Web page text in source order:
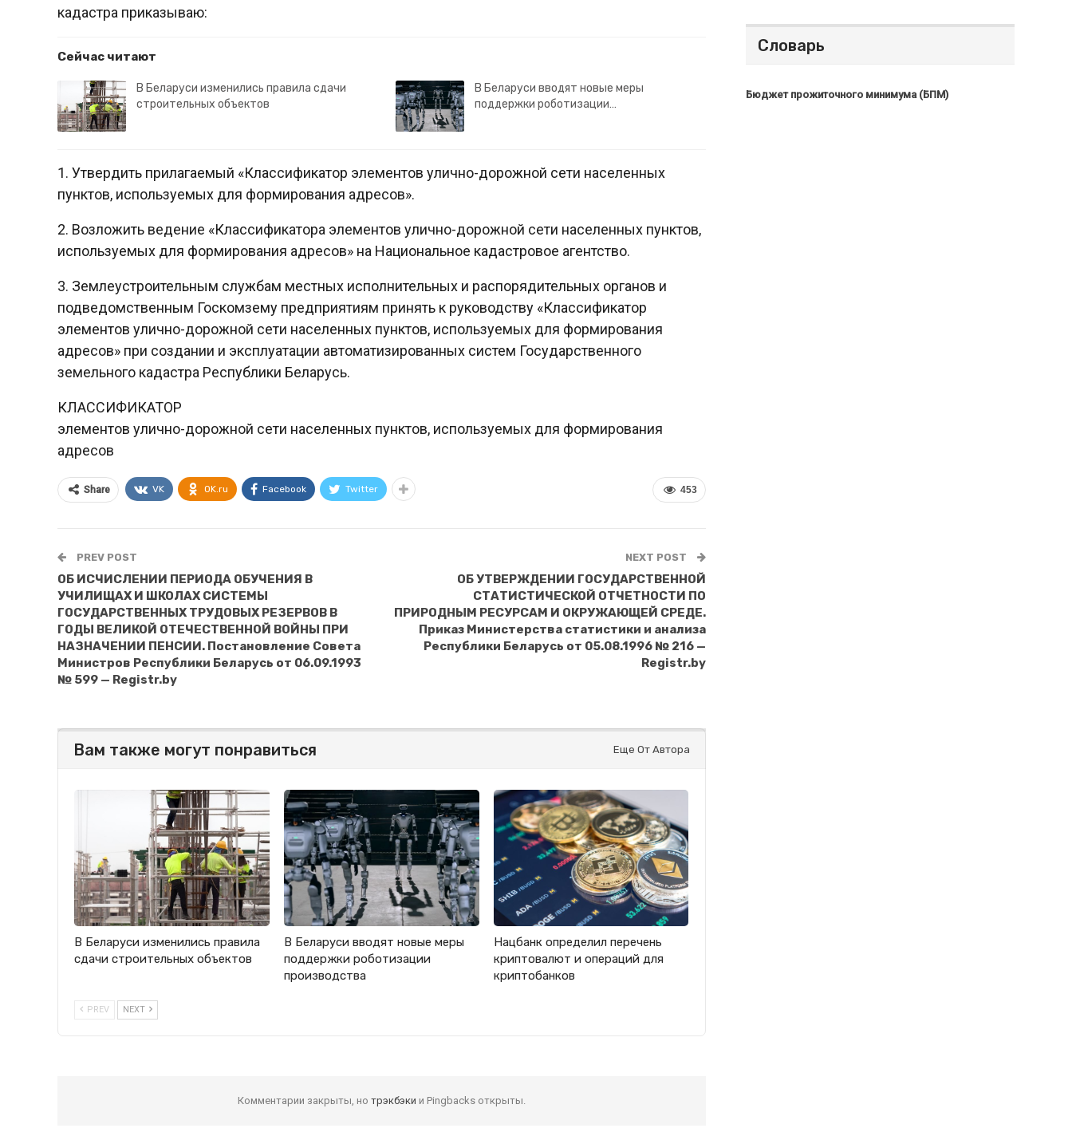
кадастра приказываю:
Сейчас читают
В Беларуси изменились правила сдачи
строительных объектов
В Беларуси вводят новые меры
поддержки роботизации…
1. Утвердить прилагаемый «Классификатор элементов улично-дорожной сети населенных
пунктов, используемых для формирования адресов».
2. Возложить ведение «Классификатора элементов улично-дорожной сети населенных пунктов,
используемых для формирования адресов» на Национальное кадастровое агентство.
3. Землеустроительным службам местных исполнительных и распорядительных органов и
подведомственным Госкомзему предприятиям принять к руководству «Классификатор
элементов улично-дорожной сети населенных пунктов, используемых для формирования
адресов» при создании и эксплуатации автоматизированных систем Государственного
земельного кадастра Республики Беларусь.
КЛАССИФИКАТОР
элементов улично-дорожной сети населенных пунктов, используемых для формирования
адресов
453
Share VK OK.ru Facebook Twitter
PREV POST
ОБ ИСЧИСЛЕНИИ ПЕРИОДА ОБУЧЕНИЯ В
УЧИЛИЩАХ И ШКОЛАХ СИСТЕМЫ
ГОСУДАРСТВЕННЫХ ТРУДОВЫХ РЕЗЕРВОВ В
ГОДЫ ВЕЛИКОЙ ОТЕЧЕСТВЕННОЙ ВОЙНЫ ПРИ
НАЗНАЧЕНИИ ПЕНСИИ. Постановление Совета
Министров Республики Беларусь от 06.09.1993
№ 599 — Registr.by
NEXT POST
ОБ УТВЕРЖДЕНИИ ГОСУДАРСТВЕННОЙ
СТАТИСТИЧЕСКОЙ ОТЧЕТНОСТИ ПО
ПРИРОДНЫМ РЕСУРСАМ И ОКРУЖАЮЩЕЙ СРЕДЕ.
Приказ Министерства статистики и анализа
Республики Беларусь от 05.08.1996 № 216 —
Registr.by
Вам также могут понравиться Еще От Автора
В Беларуси изменились правила
сдачи строительных объектов
В Беларуси вводят новые меры
поддержки роботизации
производства
Нацбанк определил перечень
криптовалют и операций для
криптобанков
PREV NEXT
Комментарии закрыты, но трэкбэки и Pingbacks открыты.
Словарь
Бюджет прожиточного минимума (БПМ)